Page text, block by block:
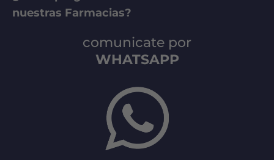
nuestras Farmacias?
comunicate por
WHATSAPP